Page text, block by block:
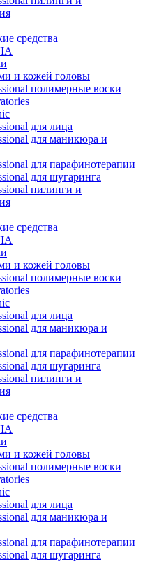
средства
и кожей головы
полимерные воски
для лица
для маникюра и
для парафинотерапии
для шугаринга
пилинги и
средства
и кожей головы
полимерные воски
для лица
для маникюра и
для парафинотерапии
для шугаринга
пилинги и
средства
и кожей головы
полимерные воски
для лица
для маникюра и
для парафинотерапии
для шугаринга